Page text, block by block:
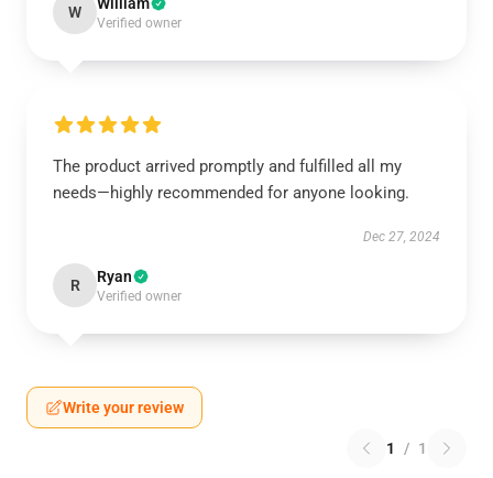
W
Verified owner
The product arrived promptly and fulfilled all my
needs—highly recommended for anyone looking.
Dec 27, 2024
R Ryan
Verified owner
Write your review
1 / 1